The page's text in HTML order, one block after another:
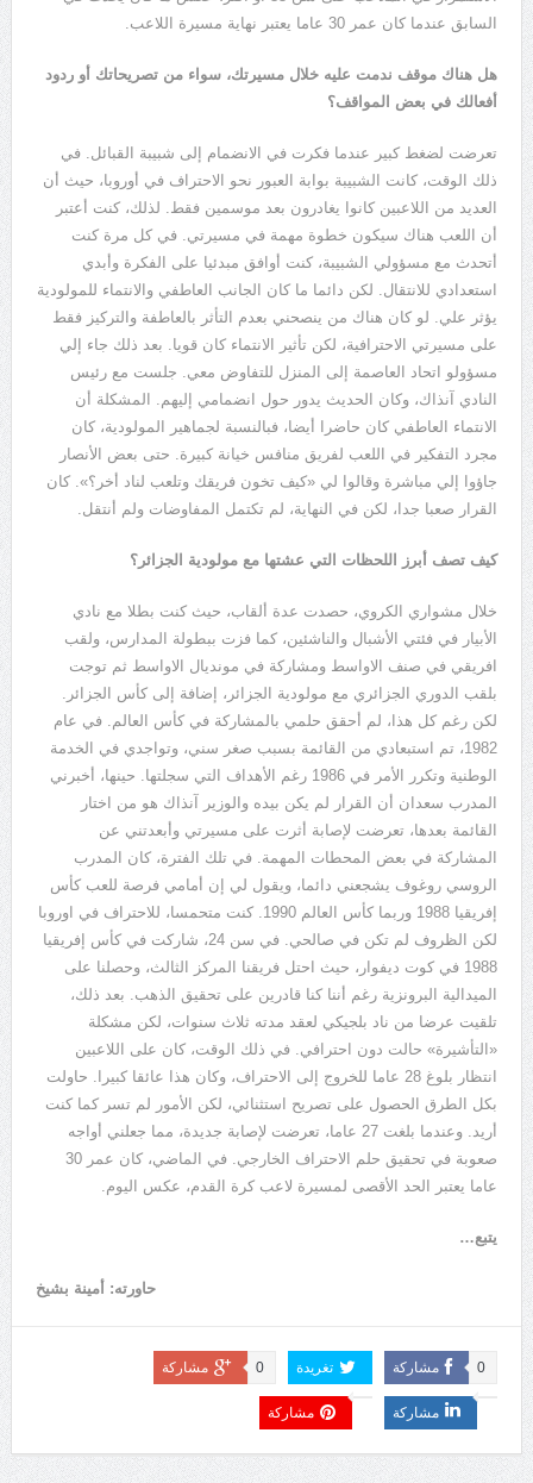
السابق عندما كان عمر
عاما يعتبر نهاية مسيرة اللاعب.
هل هناك موقف ندمت عليه خلال مسيرتك، سواء من تصريحاتك أو ردود
أفعالك في بعض المواقف؟
تعرضت لضغط كبير عندما فكرت في الانضمام إلى شبيبة القبائل. في
ذلك الوقت، كانت الشبيبة بوابة العبور نحو الاحتراف في أوروبا، حيث أن
العديد من اللاعبين كانوا يغادرون بعد موسمين فقط. لذلك، كنت أعتبر
أن اللعب هناك سيكون خطوة مهمة في مسيرتي. في كل مرة كنت
أتحدث مع مسؤولي الشبيبة، كنت أوافق مبدئيا على الفكرة وأبدي
استعدادي للانتقال. لكن دائما ما كان الجانب العاطفي والانتماء للمولودية
يؤثر علي. لو كان هناك من ينصحني بعدم التأثر بالعاطفة والتركيز فقط
على مسيرتي الاحترافية، لكن تأثير الانتماء كان قويا. بعد ذلك جاء إلي
مسؤولو اتحاد العاصمة إلى المنزل للتفاوض معي. جلست مع رئيس
النادي آنذاك، وكان الحديث يدور حول انضمامي إليهم.
المشكلة أن
الانتماء العاطفي كان حاضرا أيضا، فبالنسبة لجماهير المولودية، كان
مجرد التفكير في اللعب لفريق منافس خيانة كبيرة. حتى بعض الأنصار
جاؤوا إلي مباشرة وقالوا لي «كيف تخون فريقك وتلعب لناد أخر؟». كان
القرار صعبا جدا، لكن في النهاية، لم تكتمل المفاوضات ولم أنتقل.
كيف تصف أبرز اللحظات التي عشتها مع مولودية الجزائر؟
خلال مشواري الكروي، حصدت عدة ألقاب، حيث كنت بطلا مع نادي
الأبيار في فئتي الأشبال والناشئين، كما فزت ببطولة المدارس، ولقب
افريقي في صنف الاواسط ومشاركة في مونديال الاواسط ثم توجت
بلقب الدوري الجزائري مع مولودية الجزائر، إضافة إلى كأس الجزائر .
لكن رغم كل هذا، لم أحقق حلمي بالمشاركة في كأس العالم. في عام
1982، تم استبعادي من القائمة بسبب صغر سني، وتواجدي في الخدمة
الوطنية وتكرر الأمر في
رغم الأهداف التي سجلتها. حينها، أخبرني
المدرب سعدان أن القرار لم يكن بيده والوزير آنذاك هو من اختار
القائمة بعدها، تعرضت لإصابة أثرت على مسيرتي وأبعدتني عن
المشاركة في بعض المحطات المهمة. في تلك الفترة، كان المدرب
الروسي روغوف يشجعني دائما، ويقول لي إن أمامي فرصة للعب كأس
إفريقيا
وربما كأس العالم
كنت متحمسا، للاحتراف في اوروبا
لكن الظروف لم تكن في صالحي. في سن
، شاركت في كأس إفريقيا
1988 في كوت ديفوار، حيث احتل فريقنا المركز الثالث، وحصلنا على
الميدالية البرونزية رغم أننا كنا قادرين على تحقيق الذهب. بعد ذلك،
تلقيت عرضا من ناد بلجيكي لعقد مدته ثلاث سنوات، لكن مشكلة
« التأشيرة» حالت دون احترافي. في ذلك الوقت، كان على اللاعبين
انتظار بلوغ
عاما للخروج إلى الاحتراف، وكان هذا عائقا كبيرا . حاولت
بكل الطرق الحصول على تصريح استثنائي، لكن الأمور لم تسر كما كنت
أريد. وعندما بلغت
عاما، تعرضت لإصابة جديدة، مما جعلني أواجه
صعوبة في تحقيق حلم الاحتراف الخارجي. في الماضي، كان عمر
عاما يعتبر الحد الأقصى لمسيرة لاعب كرة القدم، عكس اليوم.
يتبع…
حاورته: أمينة بشيخ
مشاركة 0 تغريدة مشاركة 0
مشاركة مشاركة